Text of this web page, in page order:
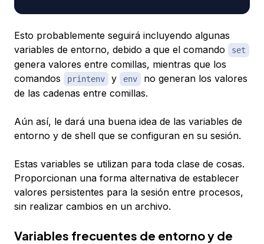
Esto probablemente seguirá incluyendo algunas
variables de entorno, debido a que el comando
set
genera valores entre comillas, mientras que los
comandos
printenv y env
no generan los valores
de las cadenas entre comillas.
Aún así, le dará una buena idea de las variables de
entorno y de shell que se configuran en su sesión.
Estas variables se utilizan para toda clase de cosas.
Proporcionan una forma alternativa de establecer
valores persistentes para la sesión entre procesos,
sin realizar cambios en un archivo.
Variables frecuentes de entorno y de